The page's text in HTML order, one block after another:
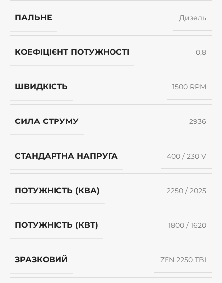
ПАЛЬНЕ Дизель
КОЕФІЦІЄНТ ПОТУЖНОСТІ 0,8
ШВИДКІСТЬ 1500 RPM
СИЛА СТРУМУ 2936
СТАНДАРТНА НАПРУГА 400 / 230 V
ПОТУЖНІСТЬ (КВА) 2250 / 2025
ПОТУЖНІСТЬ (КВТ) 1800 / 1620
ЗРАЗКОВИЙ ZEN 2250 TBI